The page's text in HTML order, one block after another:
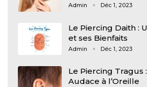
Admin Déc 1, 2023
Le Piercing Daith :
et ses Bienfaits
Admin Déc 1, 2023
Le Piercing Tragus
Audace à l’Oreille